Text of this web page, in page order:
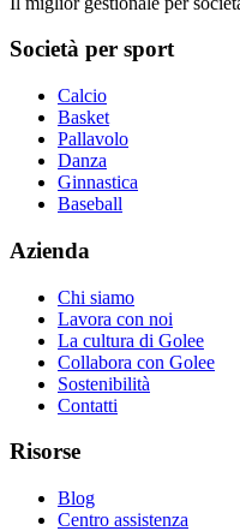
Società per sport
Calcio
Basket
Pallavolo
Danza
Ginnastica
Baseball
Azienda
Chi siamo
Lavora con noi
La cultura di Golee
Collabora con Golee
Sostenibilità
Contatti
Risorse
Blog
Centro assistenza